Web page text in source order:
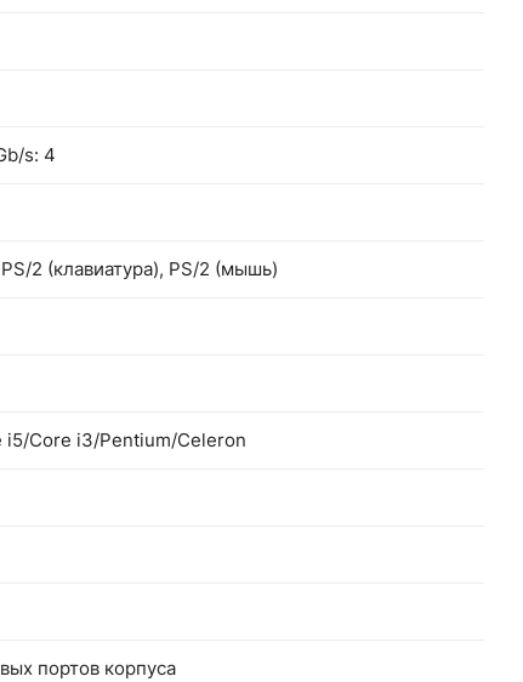
s: 4
2 (клавиатура), PS/2 (мышь)
i5/Core i3/Pentium/Celeron
портов корпуса